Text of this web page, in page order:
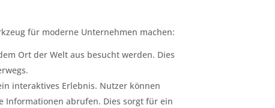
für moderne Unternehmen machen:
Ort der Welt aus besucht werden. Dies
interaktives Erlebnis. Nutzer können
Informationen abrufen. Dies sorgt für ein